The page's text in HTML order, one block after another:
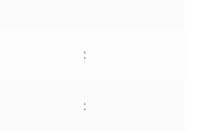
:
: